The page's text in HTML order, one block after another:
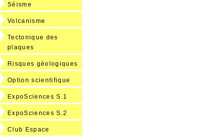
Séisme
Volcanisme
Tectonique des
plaques
Risques géologiques
Option scientifique
ExpoSciences S.1
ExpoSciences S.2
Club Espace